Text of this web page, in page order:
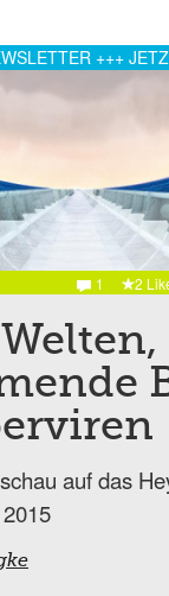
+++
2
1
auf das